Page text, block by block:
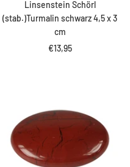
Linsenstein Schörl
(stab.)Turmalin schwarz 4,5 x 3
cm
Angebotspreis
€13,95